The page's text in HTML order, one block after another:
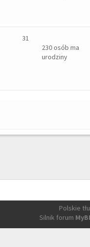
31
230 osób ma
urodziny
Polskie
Silnik forum